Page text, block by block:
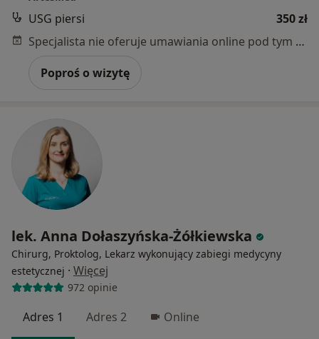
USG piersi
350 zł
Specjalista nie oferuje umawiania online pod tym adresem.
Poproś o wizytę
lek. Anna Dołaszyńska-Żółkiewska
Chirurg, Proktolog, Lekarz wykonujący zabiegi medycyny
estetycznej · Więcej
972 opinie
Adres 1 Adres 2 Online